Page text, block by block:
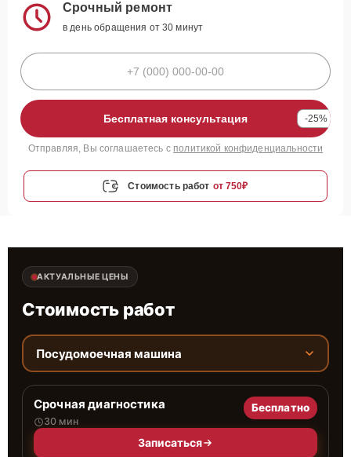
Срочный ремонт
в день обращения от 30 минут
Бесплатная консультация -25%
Отправляя, Вы соглашаетесь с политикой конфиденциальности
Стоимость работ от 750₽
АКТУАЛЬНЫЕ ЦЕНЫ
Стоимость работ
Посудомоечная машина
Срочная диагностика
30 мин
Бесплатно
Записаться